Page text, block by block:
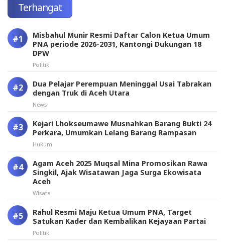
Terhangat
Misbahul Munir Resmi Daftar Calon Ketua Umum
PNA periode 2026-2031, Kantongi Dukungan 18
DPW
Politik
Dua Pelajar Perempuan Meninggal Usai Tabrakan
dengan Truk di Aceh Utara
News
Kejari Lhokseumawe Musnahkan Barang Bukti 24
Perkara, Umumkan Lelang Barang Rampasan
Hukum
Agam Aceh 2025 Muqsal Mina Promosikan Rawa
Singkil, Ajak Wisatawan Jaga Surga Ekowisata
Aceh
Wisata
Rahul Resmi Maju Ketua Umum PNA, Target
Satukan Kader dan Kembalikan Kejayaan Partai
Politik